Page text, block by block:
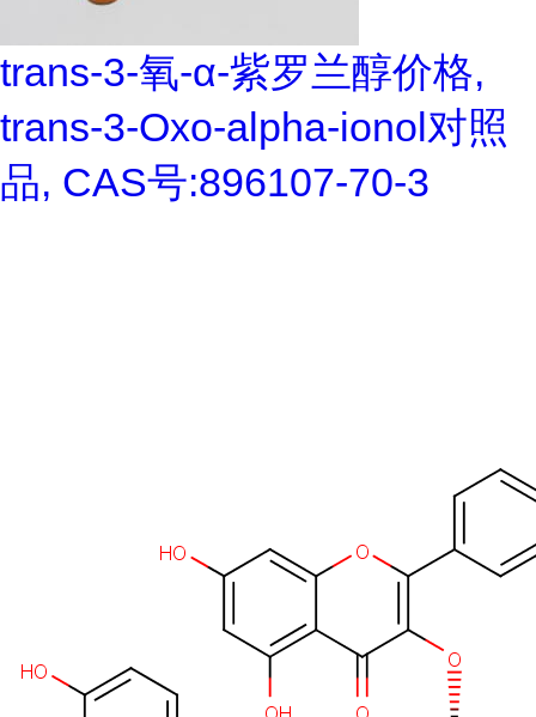
trans-3-氧-α-紫罗兰醇价格,
trans-3-Oxo-alpha-ionol对照
品, CAS号:896107-70-3